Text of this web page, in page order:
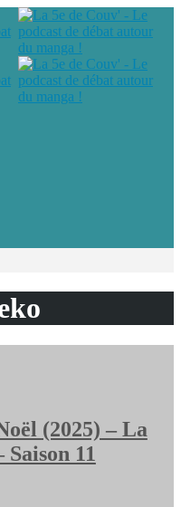
(2025) – La
Saison 11